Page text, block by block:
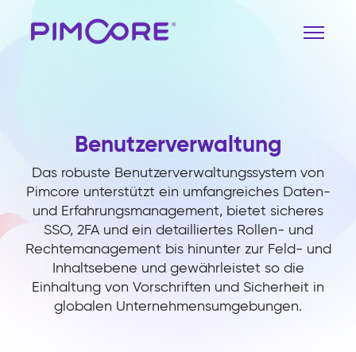
Benutzerverwaltung
Das robuste Benutzerverwaltungssystem von
Pimcore unterstützt ein umfangreiches Daten-
und Erfahrungsmanagement, bietet sicheres
SSO, 2FA und ein detailliertes Rollen- und
Rechtemanagement bis hinunter zur Feld- und
Inhaltsebene und gewährleistet so die
Einhaltung von Vorschriften und Sicherheit in
globalen Unternehmensumgebungen.